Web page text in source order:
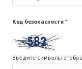
Код безопасности *
Введите символы